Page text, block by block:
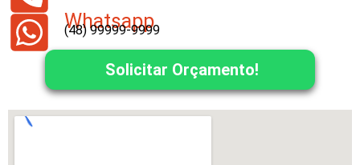
Whatsapp
(48) 99999-9999
Solicitar Orçamento!